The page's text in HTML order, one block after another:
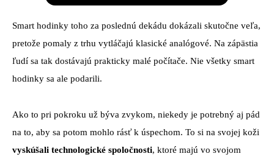
Smart hodinky toho za poslednú dekádu dokázali skutočne veľa,
pretože pomaly z trhu vytláčajú klasické analógové. Na zápästia
ľudí sa tak dostávajú prakticky malé počítače. Nie všetky smart
hodinky sa ale podarili.
Ako to pri pokroku už býva zvykom, niekedy je potrebný aj pád
na to, aby sa potom mohlo rásť k úspechom. To si na svojej koži
vyskúšali technologické spoločnosti, ktoré majú vo svojom